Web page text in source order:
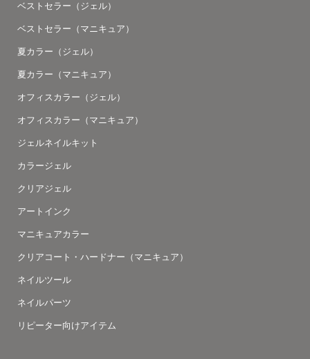
ベストセラー（ジェル）
ベストセラー（マニキュア）
夏カラー（ジェル）
夏カラー（マニキュア）
オフィスカラー（ジェル）
オフィスカラー（マニキュア）
ジェルネイルキット
カラージェル
クリアジェル
アートインク
マニキュアカラー
クリアコート・ハードナー（マニキュア）
ネイルツール
ネイルパーツ
リピーター向けアイテム